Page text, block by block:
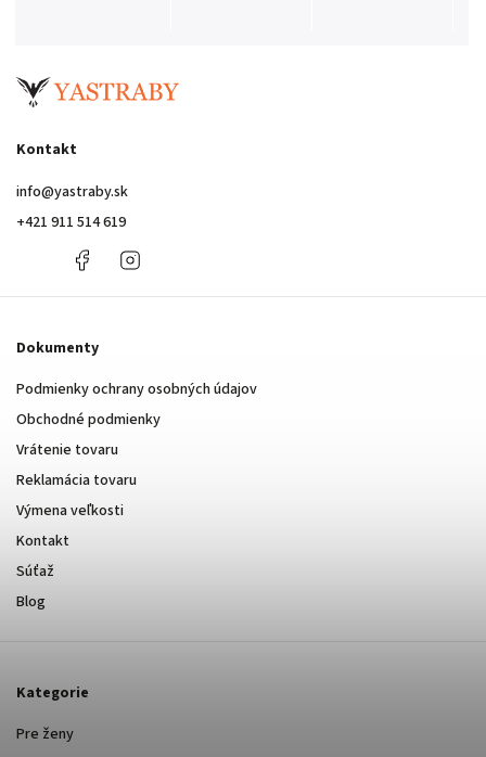
Kontakt
info@yastraby.sk
+421 911 514 619
+421
514
Facebook
Dokumenty
Podmienky ochrany osobných údajov
Obchodné podmienky
Vrátenie tovaru
Reklamácia tovaru
Výmena veľkosti
Kontakt
Súťaž
Blog
Kategorie
Pre ženy